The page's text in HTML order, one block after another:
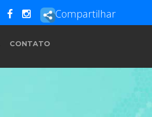
Compartilhar
CONTATO